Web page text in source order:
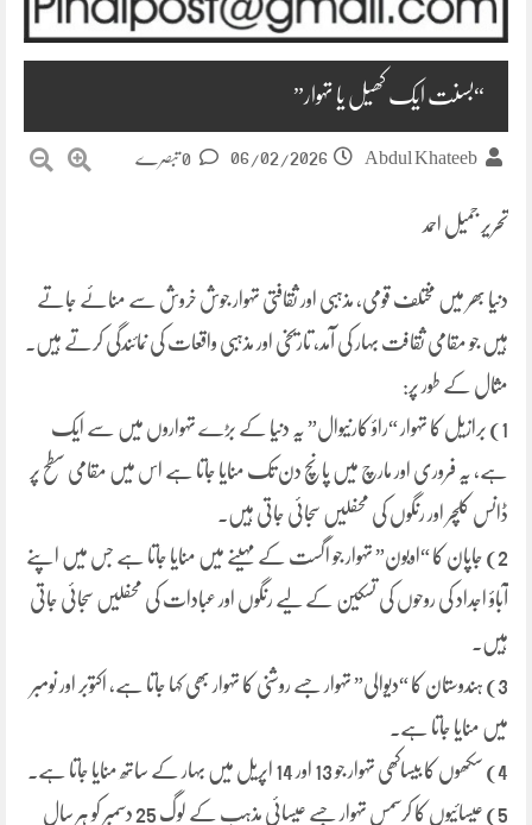
“بسنت ایک کھیل یا تہوار”
Abdul Khateeb
06/02/2026
تحریر جمیل احمد
دنیا بھر میں مختلف قومی، مذہبی اور ثقافتی تہوار جوش خروش سے منائے جاتے
ہیں جو مقامی ثقافت بہار کی آمد، تاریخی اور مذہبی واقعات کی نمائندگی کرتے ہیں۔
مثال کے طور پر:
1) برازیل کا تہوار “راؤ کارنیوال” یہ دنیا کے بڑے تہواروں میں سے ایک
ہے، یہ فروری اور مارچ میں پانچ دن تک منایا جاتا ہے اس میں مقامی سطح پر
ڈانس کلچر اور رنگوں کی محفلیں سجائی جاتی ہیں۔
2) جاپان کا “اوبون” تہوار جو اگست کے مہینے میں منایا جاتا ہے جس میں اپنے
آباؤ اجداد کی روحوں کی تسکین کے لیے رنگوں اور عبادات کی محفلیں سجائی جاتی
ہیں۔
3) ہندوستان کا “دیوالی” تہوار جسے روشنی کا تہوار بھی کہا جاتا ہے، اکتوبر اور نومبر
میں منایا جاتا ہے۔
4) سکھوں کا بیساکھی تہوار جو 13 اور 14 اپریل میں بہار کے ساتھ منایا جاتا ہے۔
5) عیسائیوں کا کرسمس تہوار جسے عیسائی مذہب کے لوگ 25 دسمبر کو ہر سال